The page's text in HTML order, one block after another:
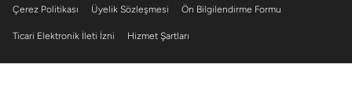
Çerez Politikası Üyelik Sözleşmesi Ön Bilgilendirme Formu
Ticari Elektronik İleti İzni Hizmet Şartları